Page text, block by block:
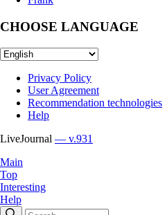
CHOOSE LANGUAGE
Privacy Policy
User Agreement
Recommendation technologies
Help
LiveJournal — v.931
Main
Top
Interesting
Help